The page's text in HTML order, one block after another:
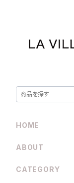
HOME
ABOUT
CATEGORY